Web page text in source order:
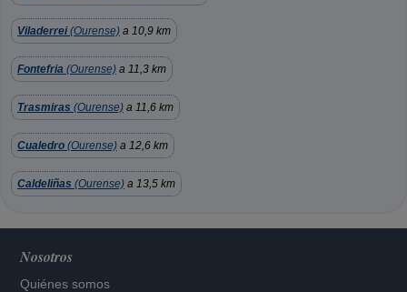
Viladerrei(Ourense) a 10,9 km
Fontefria (Ourense) a 11,3 km
Trasmiras (Ourense) a 11,6 km
Cualedro (Ourense) a 12,6 km
Caldeliñas (Ourense) a 13,5 km
Nosotros
Quiénes somos